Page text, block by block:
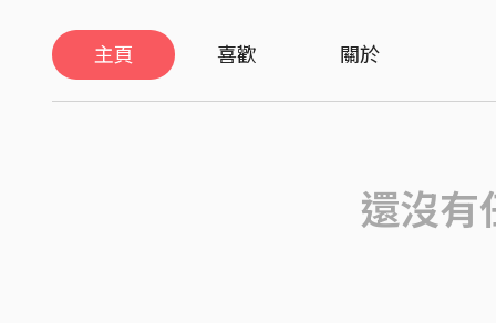
主頁 喜歡 關於
還沒有